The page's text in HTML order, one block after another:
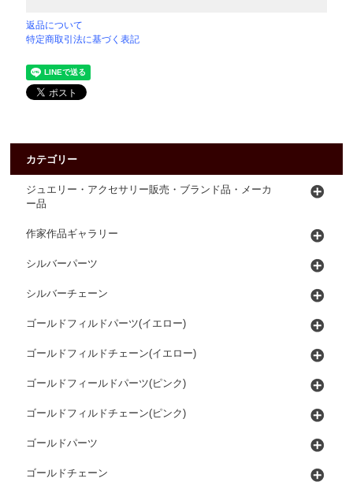
返品について
特定商取引法に基づく表記
カテゴリー
ジュエリー・アクセサリー販売・ブランド品・メーカ
ー品
作家作品ギャラリー
シルバーパーツ
シルバーチェーン
ゴールドフィルドパーツ(イエロー)
ゴールドフィルドチェーン(イエロー)
ゴールドフィールドパーツ(ピンク)
ゴールドフィルドチェーン(ピンク)
ゴールドパーツ
ゴールドチェーン